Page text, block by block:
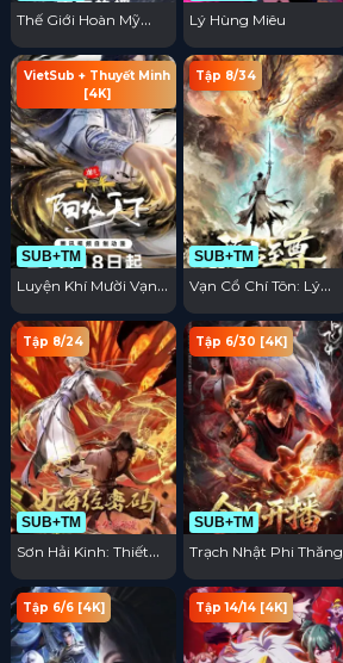
Thế Giới Hoàn Mỹ
Movie: Cửu Kiếp Phần
Thiên
Lý Hùng Miêu
SUB+TM
VietSub + Thuyết Minh
[4K]
Luyện Khí Mười Vạn
Năm OVA: Dương
Cực Thiên Hạ
SUB+TM
Tập 8/34
Vạn Cổ Chí Tôn: Lý
Vân Tiêu Truyện
SUB+TM
Tập 8/24
Sơn Hải Kinh: Thiết
Lập Lại Trật Tự
SUB+TM
Tập 6/30 [4K]
Trạch Nhật Phi Thăng
Tập 6/6 [4K] Tập 14/14 [4K]